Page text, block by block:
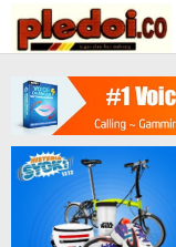
content